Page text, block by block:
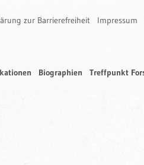
zur Barrierefreiheit Impressum
Biographien Treffpunkt